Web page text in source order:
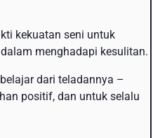
kekuatan seni untuk
menghadapi kesulitan.
dari teladannya –
positif, dan untuk selalu